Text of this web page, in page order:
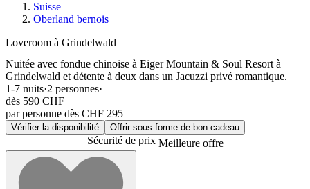
Suisse
Oberland bernois
Loveroom à Grindelwald
Nuitée avec fondue chinoise à Eiger Mountain & Soul Resort à
Grindelwald et détente à deux dans un Jacuzzi privé romantique.
1-7 nuits·2 personnes·
dès 590 CHF
par personne dès CHF 295
Vérifier la disponibilité Offrir sous forme de bon cadeau
Sécurité de prix Meilleure offre